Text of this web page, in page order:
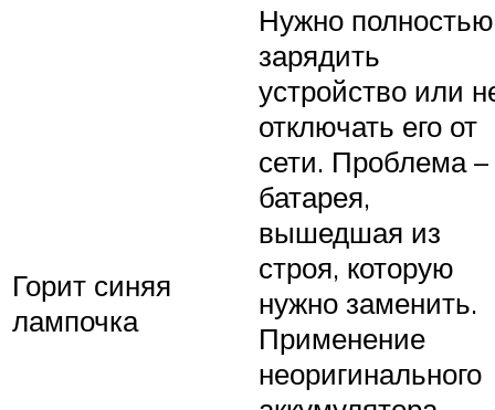
Горит синяя
лампочка
Нужно полностью
зарядить
устройство или
отключать его от
сети. Проблема –
батарея,
вышедшая из
строя, которую
нужно заменить.
Применение
неоригинального